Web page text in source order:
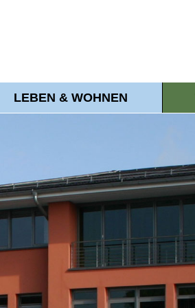
LEBEN & WOHNEN